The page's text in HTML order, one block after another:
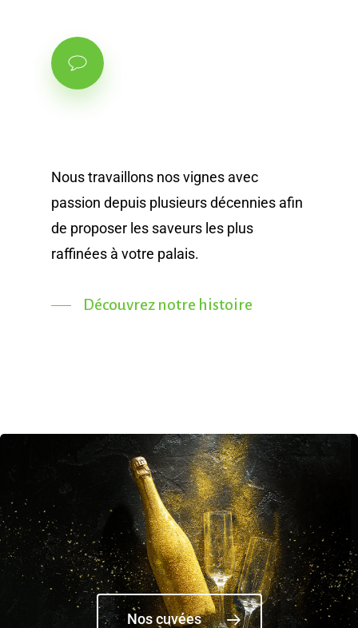
Nous travaillons nos vignes avec
passion depuis plusieurs décennies afin
de proposer les saveurs les plus
raffinées à votre palais.
Découvrez notre histoire
Nos cuvées